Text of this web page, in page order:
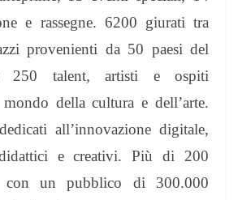
e rassegne. 6200 giurati tra
provenienti da 50 paesi del
250 talent, artisti e ospiti
della cultura e dell’arte.
all’innovazione digitale,
e creativi. Più di 200
con un pubblico di 300.000